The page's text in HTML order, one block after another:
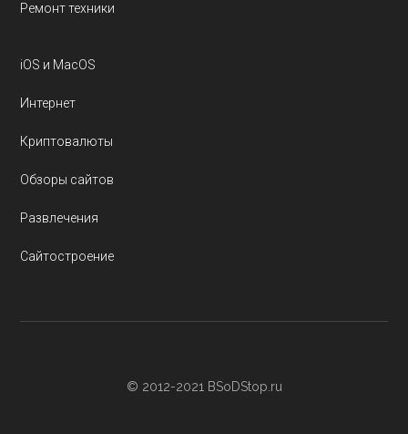
Ремонт техники
iOS и MacOS
Интернет
Криптовалюты
Обзоры сайтов
Развлечения
Сайтостроение
© 2012-2021 BSoDStop.ru